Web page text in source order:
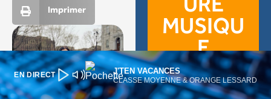
EN DIRECT J'TEN VACANCES
CLASSE MOYENNE & ORANGE LESSARD